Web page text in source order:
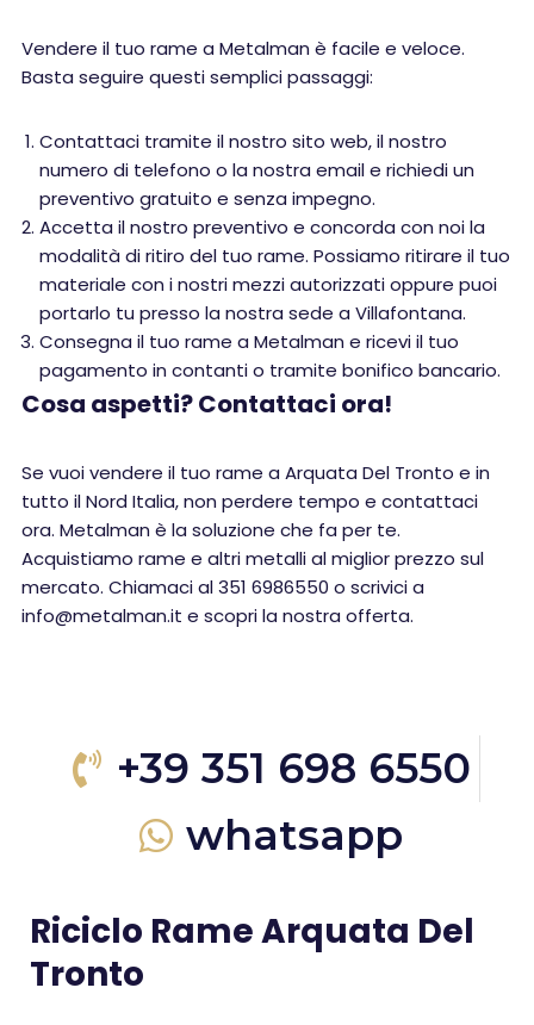
Vendere il tuo rame a Metalman è facile e veloce.
Basta seguire questi semplici passaggi:
Contattaci tramite il nostro sito web, il nostro
numero di telefono o la nostra email e richiedi un
preventivo gratuito e senza impegno.
Accetta il nostro preventivo e concorda con noi la
modalità di ritiro del tuo rame. Possiamo ritirare il tuo
materiale con i nostri mezzi autorizzati oppure puoi
portarlo tu presso la nostra sede a Villafontana.
Consegna il tuo rame a Metalman e ricevi il tuo
pagamento in contanti o tramite bonifico bancario.
Cosa aspetti? Contattaci ora!
Se vuoi vendere il tuo rame a Arquata Del Tronto e in
tutto il Nord Italia, non perdere tempo e contattaci
ora. Metalman è la soluzione che fa per te.
Acquistiamo rame e altri metalli al miglior prezzo sul
mercato. Chiamaci al 351 6986550 o scrivici a
info@metalman.it e scopri la nostra offerta.
+39 351 698 6550
whatsapp
Riciclo Rame Arquata Del
Tronto